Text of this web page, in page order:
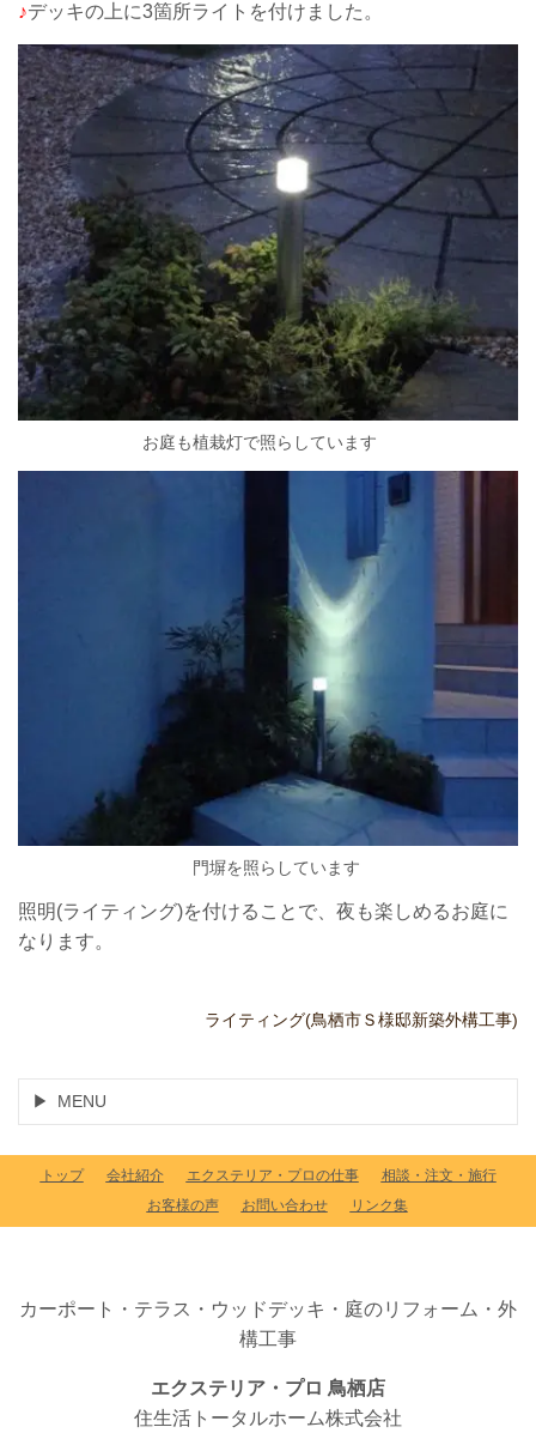
♪デッキの上に3箇所ライトを付けました。
お庭も植栽灯で照らしています
門塀を照らしています
照明(ライティング)を付けることで、夜も楽しめるお庭に
なります。
ライティング(鳥栖市Ｓ様邸新築外構工事)
MENU
トップ 会社紹介 エクステリア・プロの仕事
相談・注文・施行
お客様の声
お問い合わせ リンク集
カーポート・テラス・ウッドデッキ・庭のリフォーム・外
構工事
エクステリア・プロ 鳥栖店
住生活トータルホーム株式会社